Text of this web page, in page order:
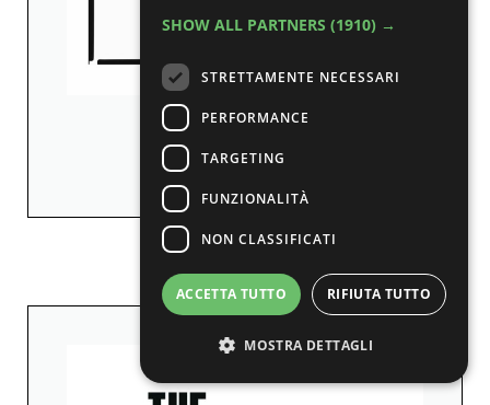
In the American West
Richard Avedon
SHOW ALL PARTNERS (1910) →
STRETTAMENTE NECESSARI
PERFORMANCE
TARGETING
FUNZIONALITÀ
NON CLASSIFICATI
ACCETTA TUTTO RIFIUTA TUTTO
MOSTRA DETTAGLI